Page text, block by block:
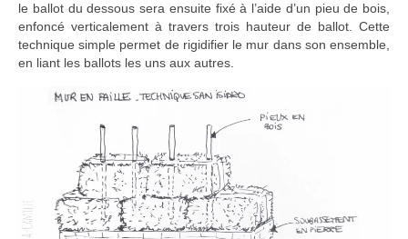
le ballot du dessous sera ensuite fixé à l’aide d’un pieu de bois,
enfoncé verticalement à travers trois hauteur de ballot. Cette
technique simple permet de rigidifier le mur dans son ensemble,
en liant les ballots les uns aux autres.